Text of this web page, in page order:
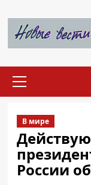
содержимому
меню
В мире
России